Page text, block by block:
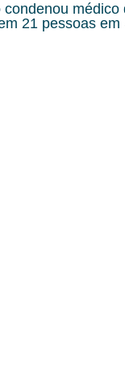
condenou médico
21 pessoas em